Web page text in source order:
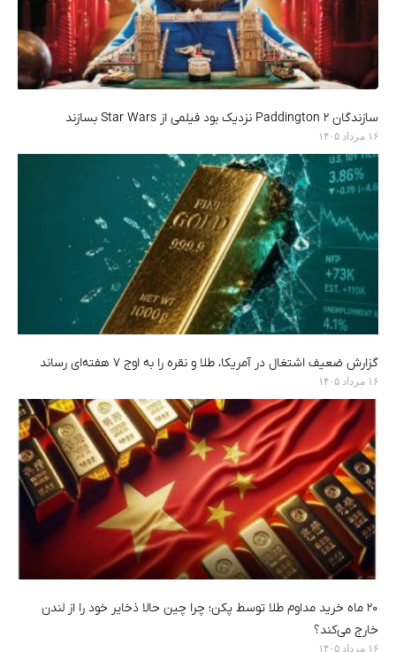
سازندگان Paddington 2 نزدیک بود فیلمی از Star Wars بسازند
۱۶ مرداد ۱۴۰۵
گزارش ضعیف اشتغال در آمریکا، طلا و نقره را به اوج ۷ هفته‌ای رساند
۱۶ مرداد ۱۴۰۵
۲۰ ماه خرید مداوم طلا توسط پکن؛ چرا چین حالا ذخایر خود را از لندن
خارج می‌کند؟
۱۶ مرداد ۱۴۰۵